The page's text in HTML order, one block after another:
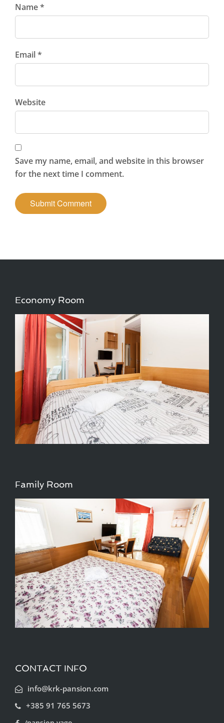
Name *
Email *
Website
Save my name, email, and website in this browser
for the next time I comment.
Economy Room
Family Room
CONTACT INFO
info@krk-pansion.com
+385 91 765 5673